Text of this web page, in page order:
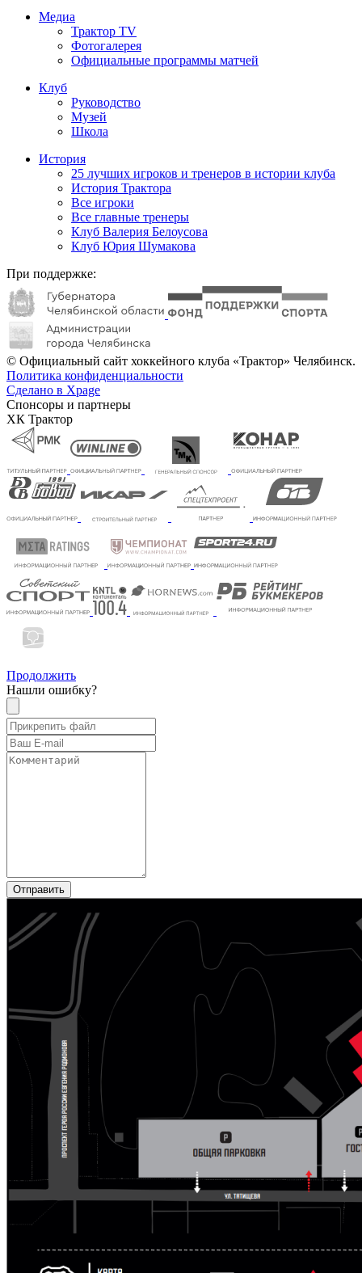
Медиа
Трактор TV
Фотогалерея
Официальные программы матчей
Клуб
Руководство
Музей
Школа
История
25 лучших игроков и тренеров в истории клуба
История Трактора
Все игроки
Все главные тренеры
Клуб Валерия Белоусова
Клуб Юрия Шумакова
При поддержке:
© Официальный сайт хоккейного клуба «Трактор» Челябинск.
Политика конфиденциальности
Сделано в Xpage
Спонсоры и партнеры
ХК Трактор
Продолжить
Нашли ошибку?